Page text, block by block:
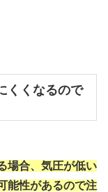
くくなるので
場合、気圧が低い
能性があるので注